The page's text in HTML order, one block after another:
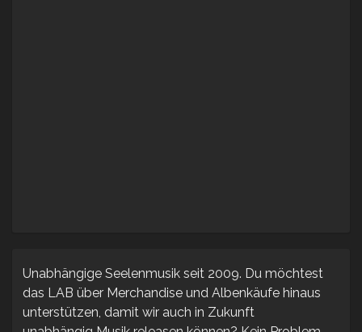
Unabhängige Seelenmusik seit 2009. Du möchtest
das LAB über Merchandise und Albenkäufe hinaus
unterstützen, damit wir auch in Zukunft